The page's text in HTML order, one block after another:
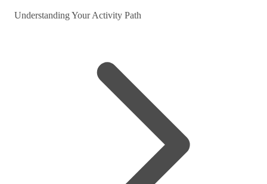
Understanding Your Activity Path